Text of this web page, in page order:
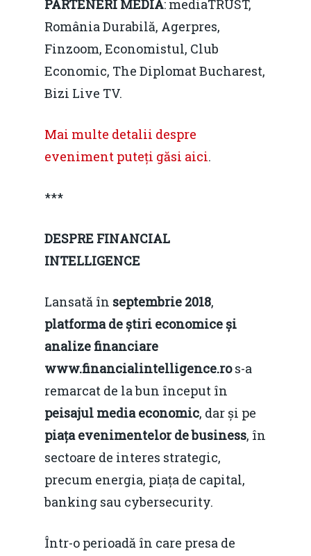
PARTENERI MEDIA: mediaTRUST,
România Durabilă, Agerpres,
Finzoom, Economistul, Club
Economic, The Diplomat Bucharest,
Bizi Live TV.
Mai multe detalii despre
eveniment puteți găsi aici.
***
DESPRE FINANCIAL
INTELLIGENCE
Lansată în septembrie 2018,
platforma de știri economice și
analize financiare
www.financialintelligence.ros-a
remarcat de la bun început în
peisajul media economic, dar și pe
piața evenimentelor de business, în
sectoare de interes strategic,
precum energia, piața de capital,
banking sau cybersecurity.
Într-o perioadă în care presa de
Home
Noutăți
Despre
Foto
concurenţă.
Soluții de
Rolul băncilor în
IMM
Redresare vs.
Fiscalitate pentru o
Durabilă
Martie 2016
Decembrie 2015
Agribusiness
Energia
Video Forum Marea
predictibilitate,
concurență.
Contact
Email: